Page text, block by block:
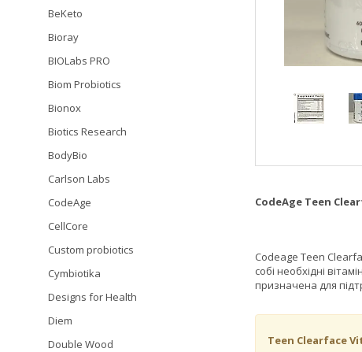
CodeAge Teen
Codeage Teen
собі необхідні
призначена для
Teen Clearface
BeKeto
Bioray
BIOLabs PRO
Biom Probiotics
Bionox
Biotics Research
BodyBio
Carlson Labs
CodeAge
CellCore
Custom probiotics
Cymbiotika
Designs for Health
Diem
Double Wood